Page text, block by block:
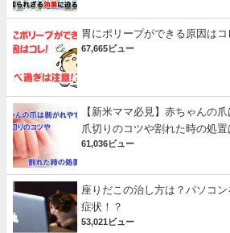
胃にポリープができる原因は
67,665ビュー
【新米ママ必見】赤ちゃんの
爪切りのコツや割れた時の処置
61,036ビュー
座りだこの治し方は？パソコ
症状！？
53,021ビュー